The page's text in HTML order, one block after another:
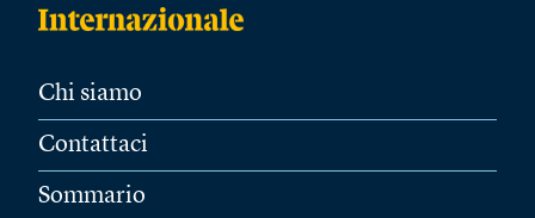
Chi siamo
Contattaci
Sommario